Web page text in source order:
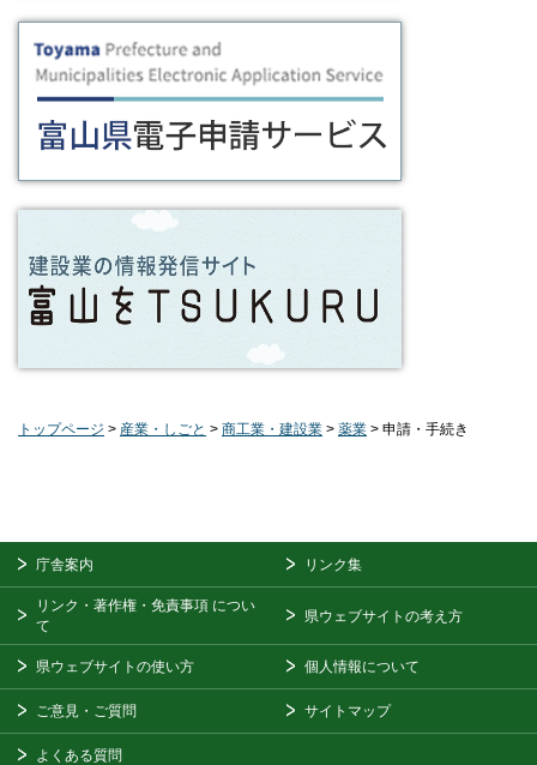
トップページ > 産業・しごと > 商工業・建設業 > 薬業 > 申請・手続き
庁舎案内 リンク集
リンク・著作権・免責事項 につい
て
県ウェブサイトの考え方
県ウェブサイトの使い方 個人情報について
ご意見・ご質問 サイトマップ
よくある質問